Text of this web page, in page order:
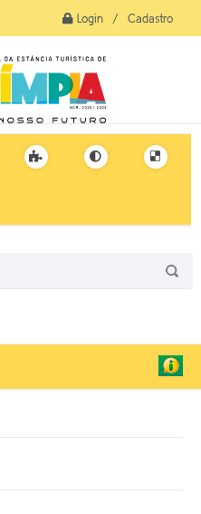
Login / Cadastro